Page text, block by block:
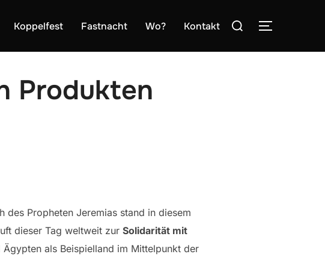
Koppelfest Fastnacht Wo? Kontakt
Suchen
Produkten
des Propheten Jeremias stand in diesem
dieser Tag weltweit zur Solidarität mit
als Beispielland im Mittelpunkt der